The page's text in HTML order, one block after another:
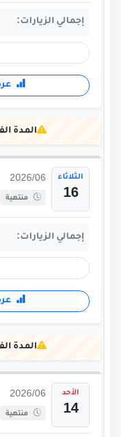
إجمالي الزيارات:
المدة
الثلاثاء
16
2026/06
منتهية
إجمالي الزيارات:
المدة
الأحد
14
2026/06
منتهية